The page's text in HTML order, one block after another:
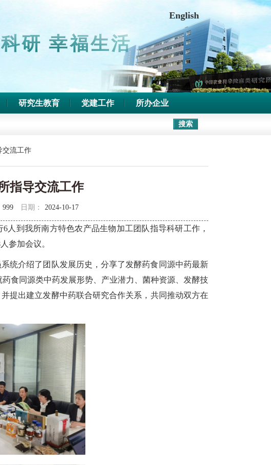
收藏本站
English
研 幸福生活
研究生教育 党建工作 所办企业
交流工作
指导交流工作
999 日期： 2024-10-17
人到我所南方特色农产品生物加工团队指导科研工作，
参加会议。
统介绍了团队发展历史，分享了发酵药食同源中药最新
食同源类中药发展形势、产业潜力、菌种资源、发酵技
提出建立发酵中药联合研究合作关系，共同推动双方在